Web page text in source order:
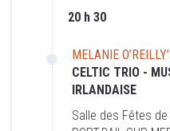
20 h 30
MELANIE
CELTIC TRIO -
IRLANDAISE
Salle des Fêtes de
MELANIE O’REILLY’S
IRLANDAISE